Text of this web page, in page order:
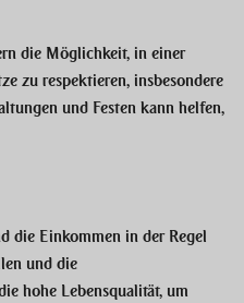
die Möglichkeit, in einer
zu respektieren, insbesondere
und Festen kann helfen,
die Einkommen in der Regel
und die
hohe Lebensqualität, um